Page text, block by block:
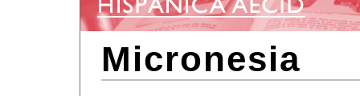
Micronesia